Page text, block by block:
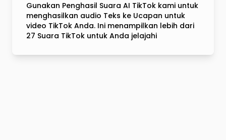
Gunakan Penghasil Suara AI TikTok kami untuk
menghasilkan audio Teks ke Ucapan untuk
video TikTok Anda. Ini menampilkan lebih dari
27 Suara TikTok untuk Anda jelajahi